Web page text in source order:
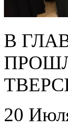
В
20